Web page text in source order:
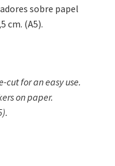
sobre papel
cm. (A5).
cut for an easy use.
on paper.